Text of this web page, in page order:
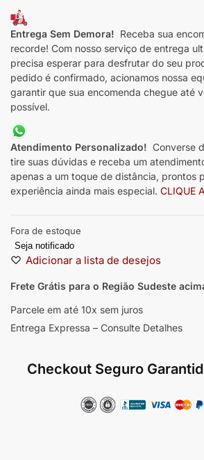
Entrega Sem Demora! Receba sua
recorde! Com nosso serviço de entrega
precisa esperar para desfrutar do seu
pedido é confirmado, acionamos nossa
garantir que sua encomenda chegue até
possível.
Atendimento Personalizado! Converse
tire suas dúvidas e receba um
apenas a um toque de distância, prontos
experiência ainda mais especial. CLIQUE
Fora de estoque
Seja notificado
Adicionar a lista de desejos
Frete Grátis para o Região Sudeste
Parcele em até 10x sem juros
Entrega Expressa – Consulte Detalhes
Checkout Seguro